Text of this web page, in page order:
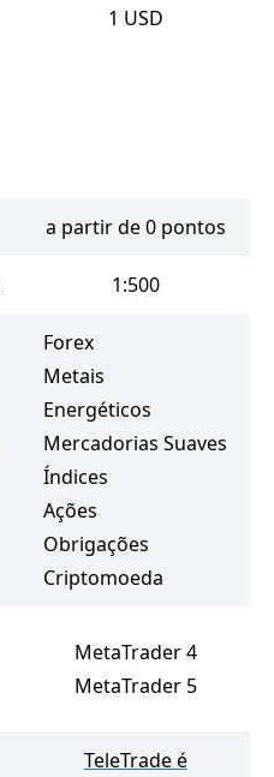
1 USD
a partir de 0 pontos
1:500
Forex
Metais
Energéticos
Mercadorias Suaves
Índices
Ações
Obrigações
Criptomoeda
MetaTrader 4
MetaTrader 5
TeleTrade é